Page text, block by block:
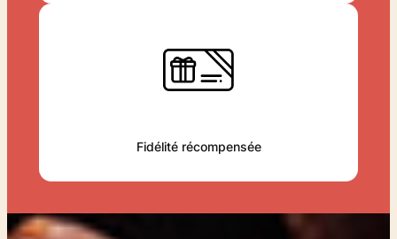
Fidélité récompensée